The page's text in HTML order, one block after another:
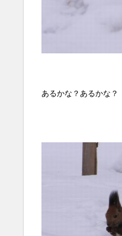
あるかな？あるかな？